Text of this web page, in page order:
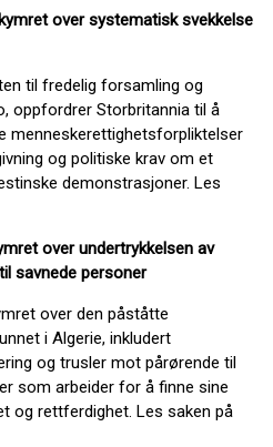
over systematisk svekkelse
til fredelig forsamling og
oppfordrer Storbritannia til å
menneskerettighetsforpliktelser
og politiske krav om et
demonstrasjoner. Les
over undertrykkelsen av
savnede personer
over den påståtte
i Algerie, inkludert
og trusler mot pårørende til
som arbeider for å finne sine
og rettferdighet. Les saken på